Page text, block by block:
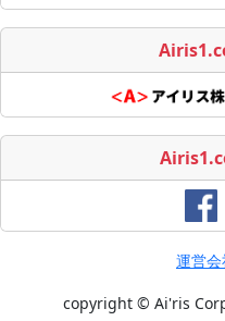
運営会
copyright © Ai'ris